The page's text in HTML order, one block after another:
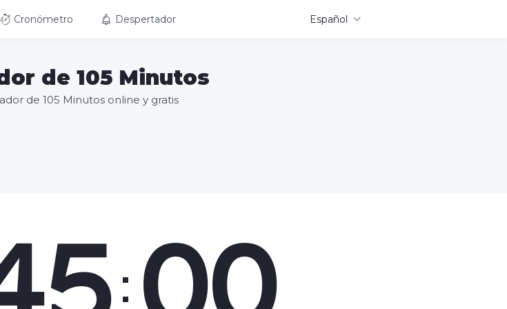
Cronómetro Despertador Español
de 105 Minutos
de 105 Minutos online y gratis
: